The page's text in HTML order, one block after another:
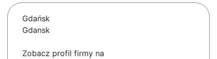
Gdańsk
Gdansk
Zobacz profil firmy na